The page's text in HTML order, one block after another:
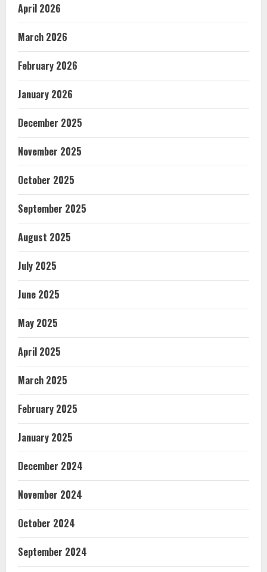
April 2026
March 2026
February 2026
January 2026
December 2025
November 2025
October 2025
September 2025
August 2025
July 2025
June 2025
May 2025
April 2025
March 2025
February 2025
January 2025
December 2024
November 2024
October 2024
September 2024